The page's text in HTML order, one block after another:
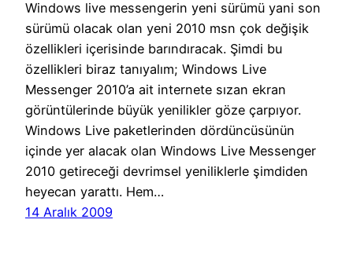
Windows live messengerin yeni sürümü yani son
sürümü olacak olan yeni 2010 msn çok değişik
özellikleri içerisinde barındıracak. Şimdi bu
özellikleri biraz tanıyalım; Windows Live
Messenger 2010’a ait internete sızan ekran
görüntülerinde büyük yenilikler göze çarpıyor.
Windows Live paketlerinden dördüncüsünün
içinde yer alacak olan Windows Live Messenger
2010 getireceği devrimsel yeniliklerle şimdiden
heyecan yarattı. Hem…
14 Aralık 2009